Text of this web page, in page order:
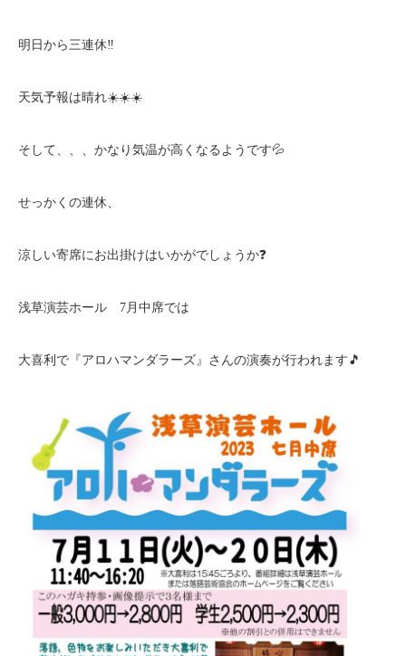
明日から三連休‼️
天気予報は晴れ☀️☀️☀️
そして、、、かなり気温が高くなるようです💦
せっかくの連休、
涼しい寄席にお出掛けはいかがでしょうか❓
浅草演芸ホール 7月中席では
大喜利で『アロハマンダラーズ』さんの演奏が行われます🎵